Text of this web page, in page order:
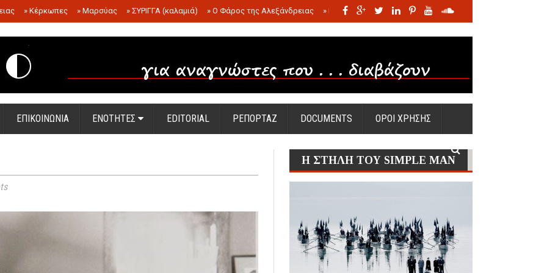
» Κέρκωπες » Μαρσύας » ΣΥΡΙΓΓΑ (καλαμιά) » Ο Φάρος της Αλεξάνδρειας » Η σφαγή των νηπίων της Σάντας
.
ΕΠΙΚΟΙΝΩΝΙΑ ΕΝΟΤΗΤΕΣ EDITORIAL ΡΕΠΟΡΤΑΖ DOCUMENTS ΟΡΟΙ ΧΡΗΣΗΣ
Η ΣΤΗΛΗ ΤΟΥ SIMPLE MAN